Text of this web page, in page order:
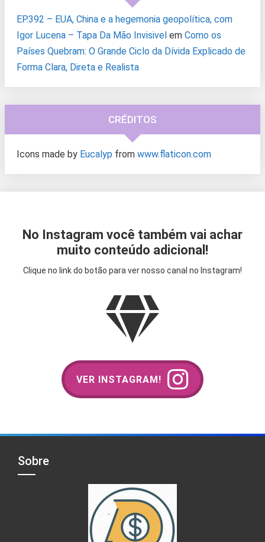
EP.392 – EUA, China e a hegemonia geopolítica, com
Igor Lucena – Tapa Da Mão Invisivel em Como os
Países Quebram: O Grande Ciclo da Dívida Explicado de
Forma Clara, Direta e Realista
CRÉDITOS
Icons made by Eucalyp from www.flaticon.com
No Instagram você também vai achar
muito conteúdo adicional!
Clique no link do botão para ver nosso canal no Instagram!
VER INSTAGRAM!
Sobre